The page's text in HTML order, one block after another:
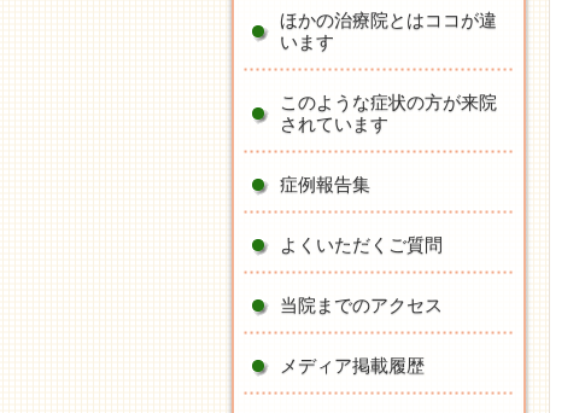
ほかの治療院とはココが違
います
このような症状の方が来院
されています
症例報告集
よくいただくご質問
当院までのアクセス
メディア掲載履歴